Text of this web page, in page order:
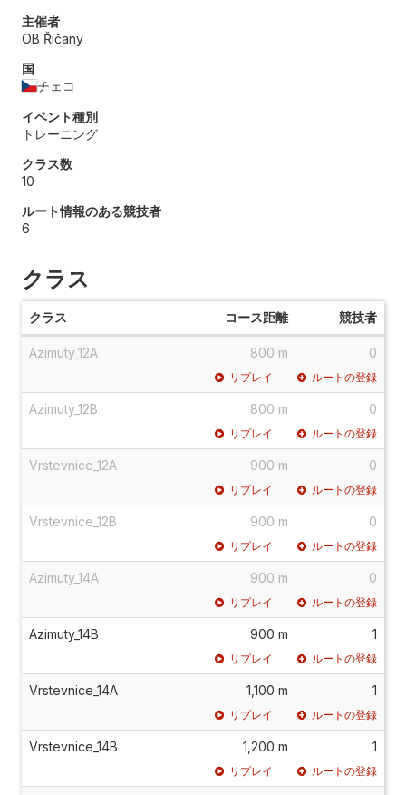
主催者
OB Říčany
国
チェコ
イベント種別
トレーニング
クラス数
10
ルート情報のある競技者
6
クラス
クラス コース距離 競技者
Azimuty_12A 800 m 0
リプレイ ルートの登録
Azimuty_12B 800 m 0
リプレイ ルートの登録
Vrstevnice_12A 900 m 0
リプレイ ルートの登録
Vrstevnice_12B 900 m 0
リプレイ ルートの登録
Azimuty_14A 900 m 0
リプレイ ルートの登録
Azimuty_14B 900 m 1
リプレイ ルートの登録
Vrstevnice_14A 1,100 m 1
リプレイ ルートの登録
Vrstevnice_14B 1,200 m 1
リプレイ ルートの登録